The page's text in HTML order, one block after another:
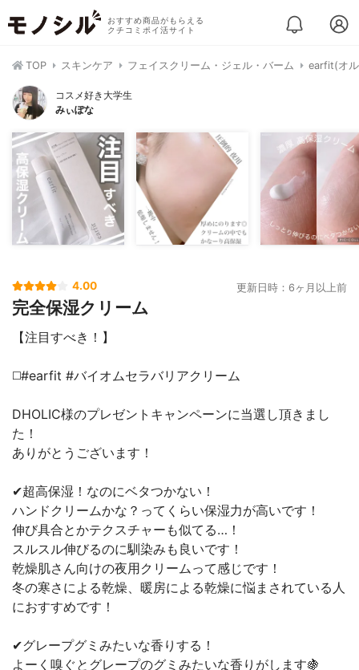
おすすめ商品がもらえる
クチコミポイ活サイト
TOP スキンケア フェイスクリーム・ジェル・バーム earfit(オ
コスメ好き大学生
みぃぽな
4.00 更新日時：6ヶ月以上前
完全保湿クリーム
【注目すべき！】
◻️#earfit #バイオムセラバリアクリーム
DHOLIC様のプレゼントキャンペーンに当選し頂きまし
た！
ありがとうございます！
✔超高保湿！なのにベタつかない！
ハンドクリームかな？ってくらい保湿力が高いです！
伸び具合とかテクスチャーも似てる…！
スルスル伸びるのに馴染みも良いです！
乾燥肌さん向けの夜用クリームって感じです！
冬の寒さによる乾燥、暖房による乾燥に悩まされている人
におすすめです！
✔グレープグミみたいな香りする！
よーく嗅ぐとグレープのグミみたいな香りがします🍇